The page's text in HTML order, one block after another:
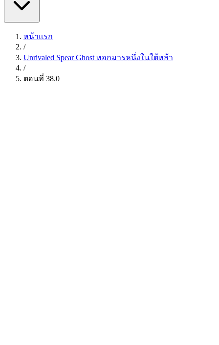
หน้าแรก
/
Unrivaled Spear Ghost หอกมารหนึ่งในใต้หล้า
/
ตอนที่ 38.0